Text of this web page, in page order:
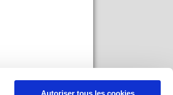
Autoriser tous les cookies